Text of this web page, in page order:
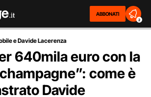
ABBONATI
2
e Davide Lacerenza
640mila euro con la
come è
Davide